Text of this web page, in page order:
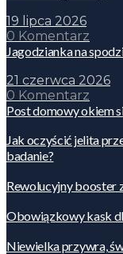
19 lipca 2026
0 Komentarz
Jagodzianka na
21 czerwca 2026
0 Komentarz
Post domowy okiem
Jak oczyścić jelita
badanie?
Rewolucyjny booster
Obowiązkowy kask
Niewielka przywra,